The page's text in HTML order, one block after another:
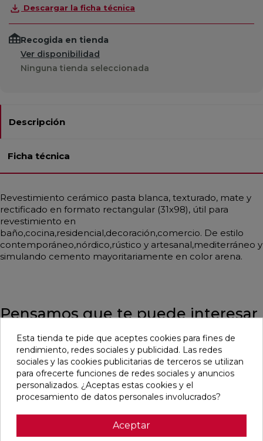
Descargar la ficha técnica
Recogida en tienda
Ver disponibilidad
Ninguna tienda seleccionada
Descripción
Ficha técnica
Revestimiento cerámico pasta blanca, texturado, mate y
rectificado en formato rectangular (31x98), útil para
revestimiento en
baño,cocina,residencial,decoración,comercio. De estilo
contemporáneo,nórdico,rústico y artesanal,mediterráneo y
simulando cemento mayoritariamente en color arena.
Pensamos que te puede interesar
DETROIT
MATE
Ref:
STN
favorite
UNIQ MOON
29,5X59,5
RECTIFICADO
Ref:
Colorker
favorite
CONCEPT
29,5X59,5
RECTIFICADO
Ref:
Colorker
favorite
CONCEPT
29,5X59,5
Ref:
Colorker
Esta tienda te pide que aceptes cookies para fines de
rendimiento, redes sociales y publicidad. Las redes
sociales y las cookies publicitarias de terceros se utilizan
para ofrecerte funciones de redes sociales y anuncios
personalizados. ¿Aceptas estas cookies y el
procesamiento de datos personales involucrados?
Aceptar